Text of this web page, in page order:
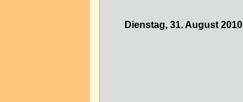
Dienstag, 31. August 2010